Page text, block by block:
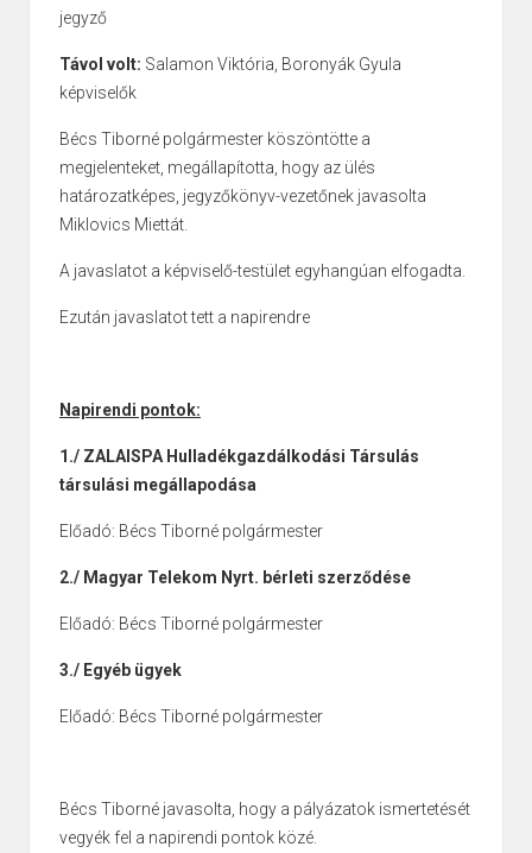
jegyző
Távol volt: Salamon Viktória, Boronyák Gyula
képviselők
Bécs Tiborné polgármester köszöntötte a
megjelenteket, megállapította, hogy az ülés
határozatképes, jegyzőkönyv-vezetőnek javasolta
Miklovics Miettát.
A javaslatot a képviselő-testület egyhangúan elfogadta.
Ezután javaslatot tett a napirendre
Napirendi pontok:
1./ ZALAISPA Hulladékgazdálkodási Társulás
társulási megállapodása
Előadó: Bécs Tiborné polgármester
2./ Magyar Telekom Nyrt. bérleti szerződése
Előadó: Bécs Tiborné polgármester
3./ Egyéb ügyek
Előadó: Bécs Tiborné polgármester
Bécs Tiborné javasolta, hogy a pályázatok ismertetését
vegyék fel a napirendi pontok közé.